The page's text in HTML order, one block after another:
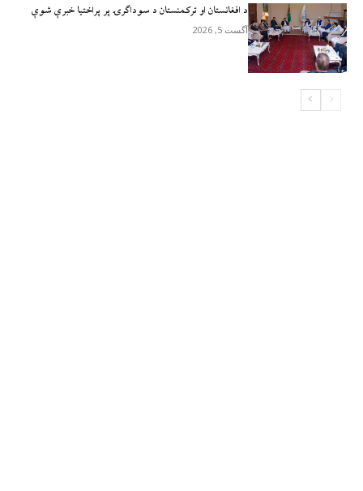
د افغانستان او ترکمنستان د سوداګرۍ پر پراختیا خبرې شوې
آگست 5, 2026